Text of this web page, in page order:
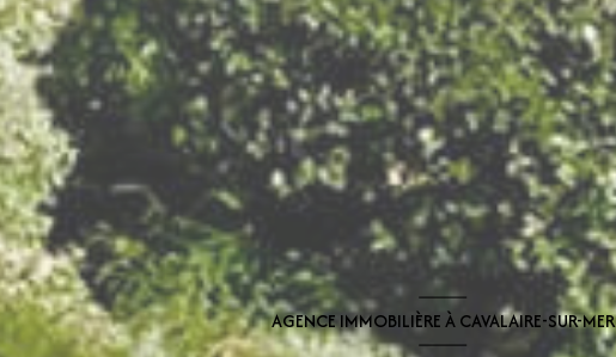
AGENCE IMMOBILIÈRE À CAVALAIRE-SUR-MER